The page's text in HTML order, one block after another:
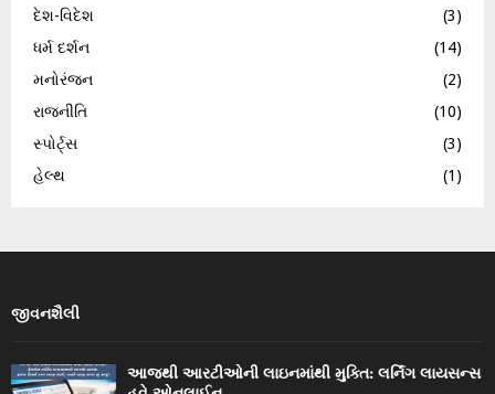
દેશ-વિદેશ
(3)
ધર્મ દર્શન
(14)
મનોરંજન
(2)
રાજનીતિ
(10)
સ્પોર્ટ્સ
(3)
હેલ્થ
(1)
જીવનશૈલી
આજથી આરટીઓની લાઇનમાંથી મુક્તિ: લર્નિંગ લાયસન્સ